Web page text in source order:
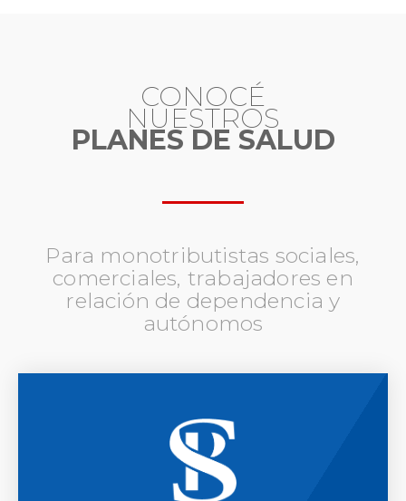
CONOCÉ
NUESTROS
PLANES DE SALUD
Para monotributistas sociales,
comerciales, trabajadores en
relación de dependencia y
autónomos